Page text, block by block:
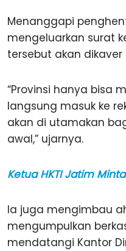
Menanggapi
mengeluarkan surat
tersebut akan dikaver
“Provinsi hanya bisa
langsung masuk ke
akan di utamakan
awal,” ujarnya.
Ketua HKTI Jatim
Ia juga mengimbau
mengumpulkan
mendatangi Kantor